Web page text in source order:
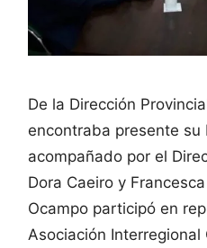
De la Dirección
encontraba presente su
acompañado por el
Dora Caeiro y
Ocampo participó en
Asociación Interregional